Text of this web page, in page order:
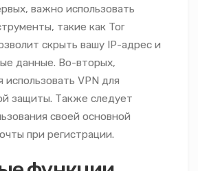
важно использовать
такие как Tor
скрыть вашу IP-адрес и
данные. Во-вторых,
VPN для
защиты. Также следует
своей основной
при регистрации.